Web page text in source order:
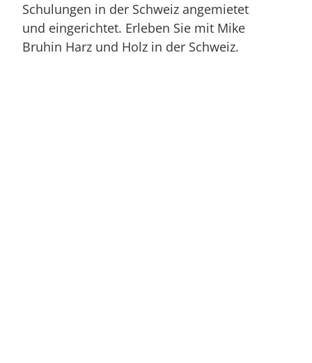
Schulungen in der Schweiz angemietet
und eingerichtet. Erleben Sie mit Mike
Bruhin Harz und Holz in der Schweiz.